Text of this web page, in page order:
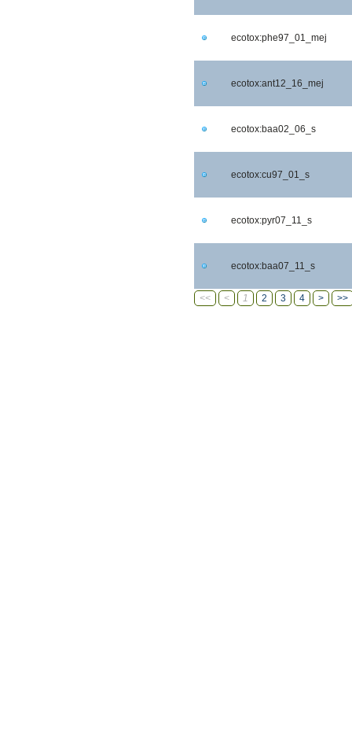
ecotox:phe97_01_mej
ecotox:ant12_16_mej
ecotox:baa02_06_s
ecotox:cu97_01_s
ecotox:pyr07_11_s
ecotox:baa07_11_s
<< < 1 2 3 4 > >>